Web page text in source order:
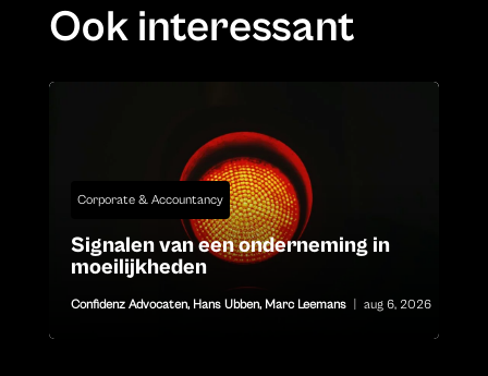
Ook interessant
Corporate & Accountancy
Signalen van een onderneming in
moeilijkheden
Confidenz Advocaten, Hans Ubben, Marc Leemans aug 6, 2026